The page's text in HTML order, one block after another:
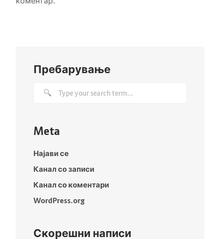
Пребарување
Meta
Најави се
Канал со записи
Канал со коментари
WordPress.org
Скорешни написи